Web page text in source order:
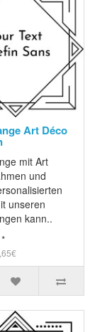
Art Déco
mit Art
und
unseren
kann..